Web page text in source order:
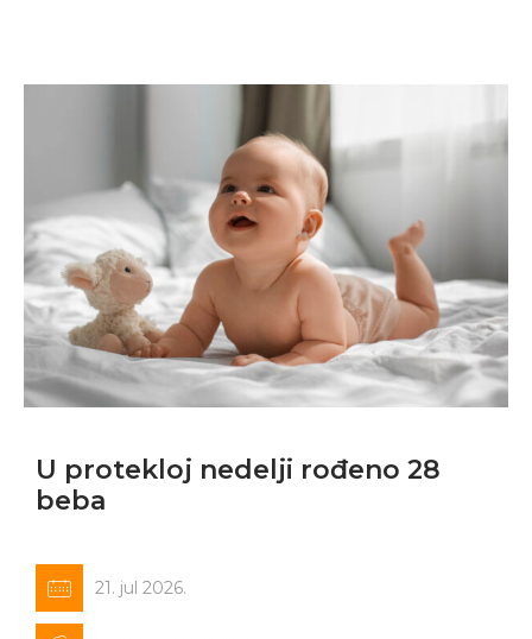
U protekloj nedelji rođeno 28
beba
21. jul 2026.